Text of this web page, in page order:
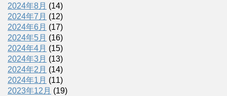
2024年8月 (14)
2024年7月 (12)
2024年6月 (17)
2024年5月 (16)
2024年4月 (15)
2024年3月 (13)
2024年2月 (14)
2024年1月 (11)
2023年12月 (19)